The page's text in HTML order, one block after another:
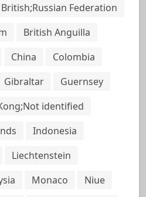
British;Russian Federation
British Anguilla
China
Colombia
Gibraltar
Guernsey
identified
Indonesia
Liechtenstein
Monaco
Niue